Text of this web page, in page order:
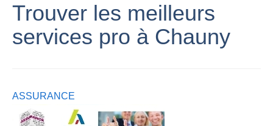
Trouver les meilleurs
services pro à Chauny
ASSURANCE